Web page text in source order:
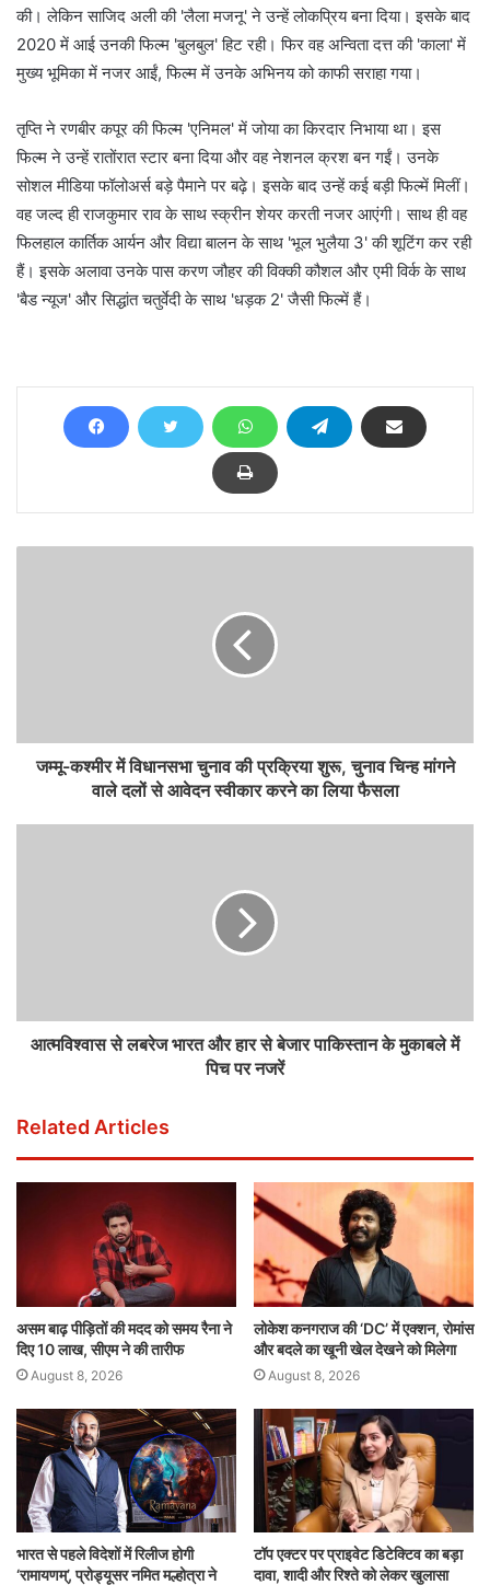
की। लेकिन साजिद अली की 'लैला मजनू' ने उन्हें लोकप्रिय बना दिया। इसके बाद
2020 में आई उनकी फिल्म 'बुलबुल' हिट रही। फिर वह अन्विता दत्त की 'काला' में
मुख्य भूमिका में नजर आईं, फिल्म में उनके अभिनय को काफी सराहा गया।
तृप्ति ने रणबीर कपूर की फिल्म 'एनिमल' में जोया का किरदार निभाया था। इस
फिल्म ने उन्हें रातोंरात स्टार बना दिया और वह नेशनल क्रश बन गईं। उनके
सोशल मीडिया फॉलोअर्स बड़े पैमाने पर बढ़े। इसके बाद उन्हें कई बड़ी फिल्में मिलीं।
वह जल्द ही राजकुमार राव के साथ स्क्रीन शेयर करती नजर आएंगी। साथ ही वह
फिलहाल कार्तिक आर्यन और विद्या बालन के साथ 'भूल भुलैया 3' की शूटिंग कर रही
हैं। इसके अलावा उनके पास करण जौहर की विक्की कौशल और एमी विर्क के साथ
'बैड न्यूज' और सिद्धांत चतुर्वेदी के साथ 'धड़क 2' जैसी फिल्में हैं।
जम्मू-कश्मीर में विधानसभा चुनाव की प्रक्रिया शुरू, चुनाव चिन्ह मांगने
वाले दलों से आवेदन स्‍वीकार करने का लिया फैसला
आत्मविश्वास से लबरेज भारत और हार से बेजार पाकिस्तान के मुकाबले में
पिच पर नजरें
Related Articles
असम बाढ़ पीड़ितों की मदद को समय रैना ने
दिए 10 लाख, सीएम ने की तारीफ
August 8, 2026
लोकेश कनगराज की ‘DC’ में एक्शन, रोमांस
और बदले का खूनी खेल देखने को मिलेगा
August 8, 2026
भारत से पहले विदेशों में रिलीज होगी
‘रामायणम्’, प्रोड्यूसर नमित मल्होत्रा ने
टॉप एक्टर पर प्राइवेट डिटेक्टिव का बड़ा
दावा, शादी और रिश्ते को लेकर खुलासा